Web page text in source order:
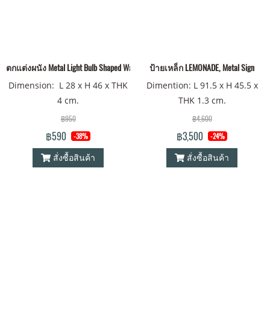
ตกแต่งผนัง Metal Light Bulb Shaped Wall Décor
Dimension: L 28 x H 46 x THK
4 cm.
฿950
฿590 -38%
สั่งซื้อสินค้า
ป้ายเหล็ก LEMONADE, Metal Sign
Dimention: L 91.5 x H 45.5 x
THK 1.3 cm.
฿4,600
฿3,500 -24%
สั่งซื้อสินค้า